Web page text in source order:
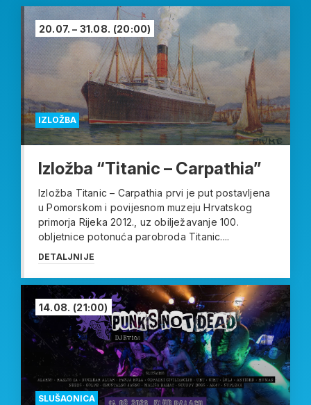
IZLOŽBA
20.07. – 31.08. (20:00)
Izložba “Titanic – Carpathia”
Izložba Titanic – Carpathia prvi je put postavljena
u Pomorskom i povijesnom muzeju Hrvatskog
primorja Rijeka 2012., uz obilježavanje 100.
obljetnice potonuća parobroda Titanic....
DETALJNIJE
SLUŠAONICA
14.08. (21:00)